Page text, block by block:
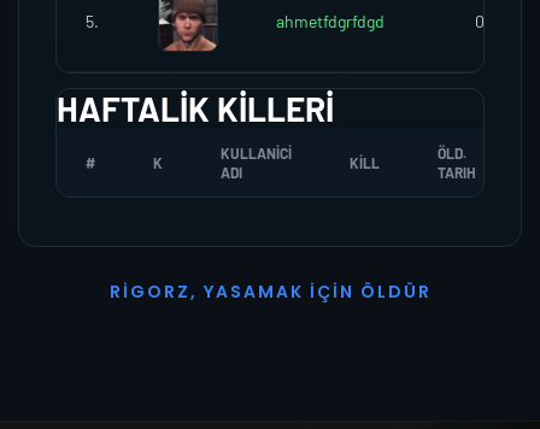
5. ahmetfdgrfdgd 0
HAFTALIK KILLERI
# K
KULLANICI
ADI
KILL
ÖLD.
TARIH
R I G O R Z, YASAMAK İ ÇI N Ö L D Ü R